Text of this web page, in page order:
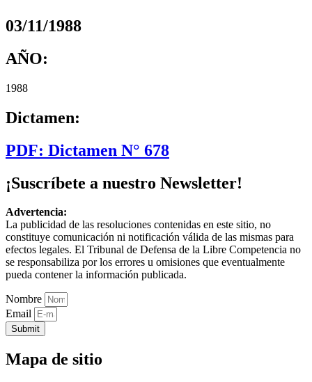
03/11/1988
AÑO:
1988
Dictamen:
PDF: Dictamen N° 678
¡Suscríbete a nuestro Newsletter!
Advertencia:
La publicidad de las resoluciones contenidas en este sitio, no
constituye comunicación ni notificación válida de las mismas para
efectos legales. El Tribunal de Defensa de la Libre Competencia no
se responsabiliza por los errores u omisiones que eventualmente
pueda contener la información publicada.
Nombre
Email
Submit
Mapa de sitio